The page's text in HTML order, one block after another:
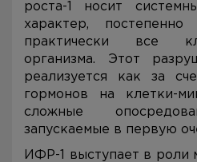
роста-1 носит
характер,
практически все
организма. Этот
реализуется как за
гормонов на клетки-
сложные
запускаемые в первую
ИФР-1 выступает в роли